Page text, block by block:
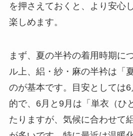
を押さえておくと、より安心
楽しめます。
まず、夏の半衿の着用時期に
ル上、絽・紗・麻の半衿は「
のが基本です。目安としては
的で、6月と9月は「単衣（ひ
たりますが、気候に合わせて